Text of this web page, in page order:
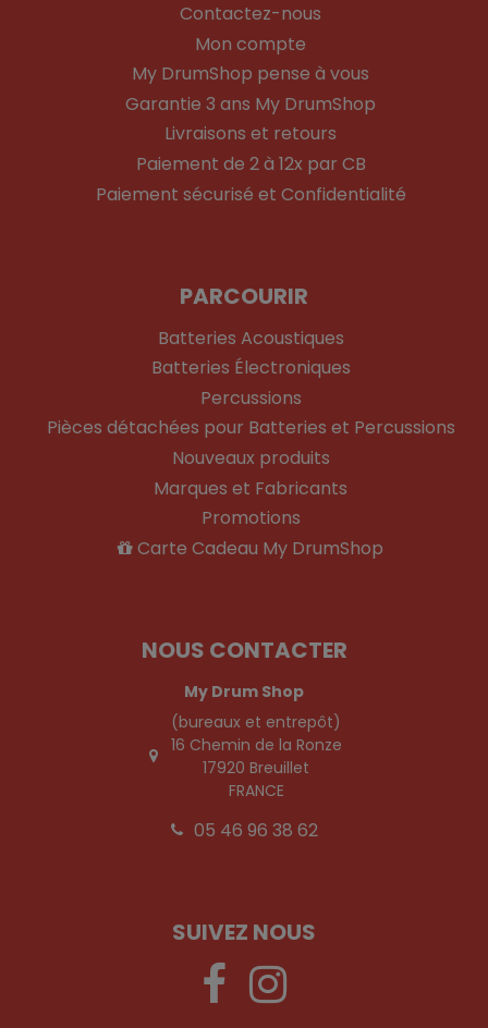
Contactez-nous
Mon compte
My DrumShop pense à vous
Garantie 3 ans My DrumShop
Livraisons et retours
Paiement de 2 à 12x par CB
Paiement sécurisé et Confidentialité
PARCOURIR
Batteries Acoustiques
Batteries Électroniques
Percussions
Pièces détachées pour Batteries et Percussions
Nouveaux produits
Marques et Fabricants
Promotions
Carte Cadeau My DrumShop
NOUS CONTACTER
My Drum Shop
(bureaux et entrepôt)
16 Chemin de la Ronze
17920 Breuillet
FRANCE
05 46 96 38 62
SUIVEZ NOUS